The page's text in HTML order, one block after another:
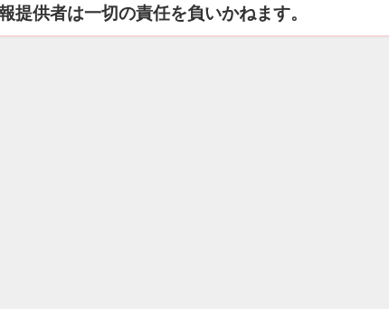
提供者は一切の責任を負いかねます。